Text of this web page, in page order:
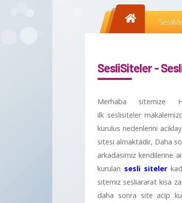
SesliSiteler -
Merhaba sitemize
ilk seslisiteler
kurulus nedenlerini
sitesi almaktadir, Daha
arkadasimiz kendilerine
kurulan sesli siteler
sitemiz sesliararat kisa
daha sonra site acip